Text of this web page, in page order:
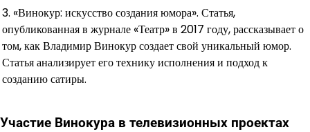
3. «Винокур: искусство создания юмора». Статья,
опубликованная в журнале «Театр» в 2017 году, рассказывает о
том, как Владимир Винокур создает свой уникальный юмор.
Статья анализирует его технику исполнения и подход к
созданию сатиры.
Участие Винокура в телевизионных проектах